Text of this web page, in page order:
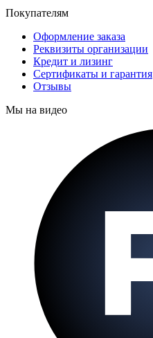
Покупателям
Оформление заказа
Реквизиты организации
Кредит и лизинг
Сертификаты и гарантия
Отзывы
Мы на видео